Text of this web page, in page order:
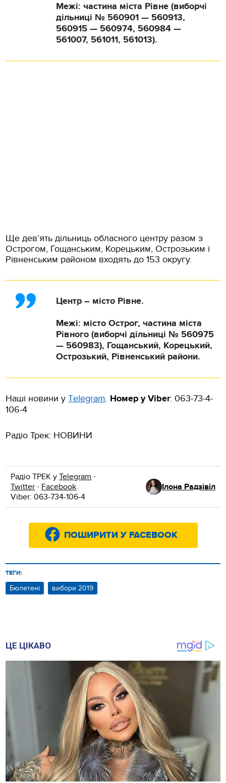
Межі: частина міста Рівне (виборчі
дільниці № 560901 — 560913,
560915 — 560974, 560984 —
561007, 561011, 561013).
Ще дев’ять дільниць обласного центру разом з
Острогом, Гощанським, Корецьким, Острозьким і
Рівненським районом входять до 153 округу.
Центр – місто Рівне.
Межі: місто Острог, частина міста
Рівного (виборчі дільниці № 560975
— 560983), Гощанський, Корецький,
Острозький, Рівненський райони.
Наші новини уТelegram. Номер у Viber: 063-73-4-
106-4
Радіо Трек: НОВИНИ
Радіо ТРЕК уTelegram ·
Twitter · Facebook.
Viber: 063-734-106-4
Ілона Радзівіл
ПОШИРИТИ У FACEBOOK
ТЕГИ:
Бюлетені вибори 2019
ЦЕ ЦІКАВО